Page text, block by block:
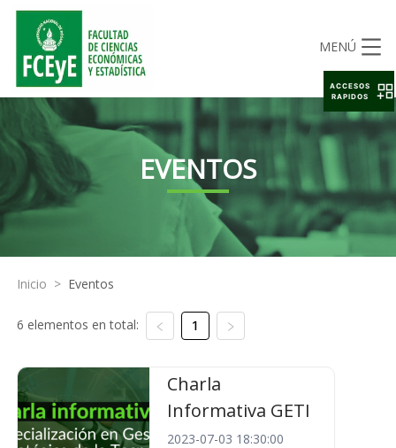
MENÚ
EVENTOS
Inicio > Eventos
6 elementos en total: 1
Charla
Informativa GETI
2023-07-03 18:30:00
ACCESOS
RAPIDOS